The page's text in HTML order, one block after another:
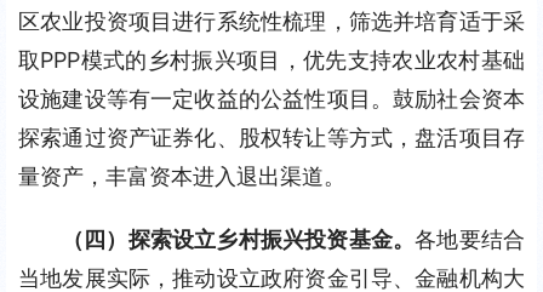
区农业投资项目进行系统性梳理，筛选并培育适于采
取PPP模式的乡村振兴项目，优先支持农业农村基础
设施建设等有一定收益的公益性项目。鼓励社会资本
探索通过资产证券化、股权转让等方式，盘活项目存
量资产，丰富资本进入退出渠道。
（四）探索设立乡村振兴投资基金。各地要结合
当地发展实际，推动设立政府资金引导、金融机构大